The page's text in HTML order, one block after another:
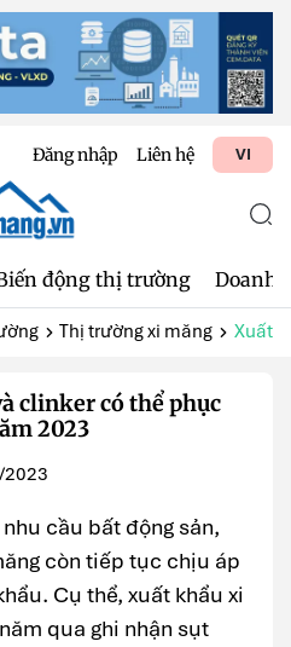
Đăng nhập Liên hệ VI
động thị trường Doanh
Thị trường xi măng Xuất
clinker có thể phục
2023
cầu bất động sản,
còn tiếp tục chịu áp
Cụ thể, xuất khẩu xi
qua ghi nhận sụt